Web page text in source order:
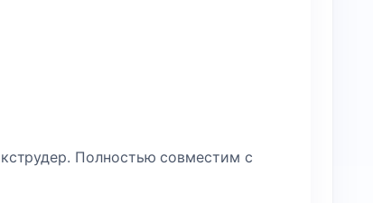
Полностью совместим с